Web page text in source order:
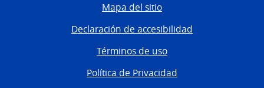
Mapa del sitio
Declaración de accesibilidad
Términos de uso
Política de Privacidad